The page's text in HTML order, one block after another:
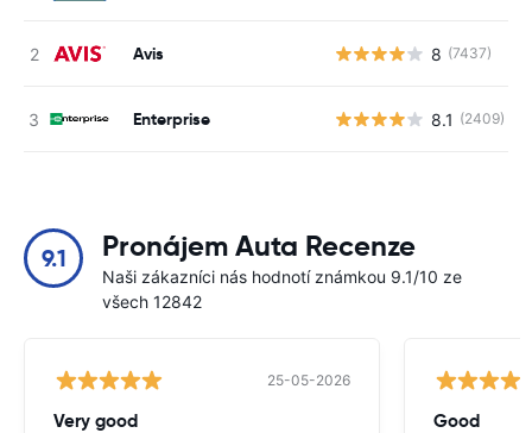
Avis 8 (7437)
Enterprise 8.1 (2409)
9.1 Pronájem Auta Recenze
Naši zákazníci nás hodnotí známkou 9.1/10 ze
všech 12842
25-05-2026
Very good Good